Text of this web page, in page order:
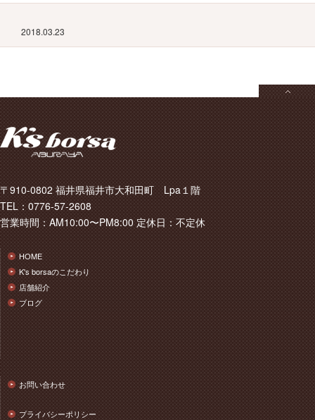
2018.03.23
〒910-0802 福井県福井市大和田町 Lpa１階
TEL：0776-57-2608
営業時間：AM10:00〜PM8:00 定休日：不定休
HOME
K's borsaのこだわり
店舗紹介
ブログ
お問い合わせ
プライバシーポリシー